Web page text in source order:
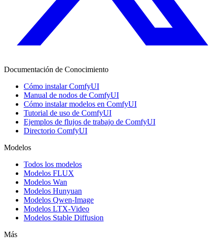
Documentación de Conocimiento
Cómo instalar ComfyUI
Manual de nodos de ComfyUI
Cómo instalar modelos en ComfyUI
Tutorial de uso de ComfyUI
Ejemplos de flujos de trabajo de ComfyUI
Directorio ComfyUI
Modelos
Todos los modelos
Modelos FLUX
Modelos Wan
Modelos Hunyuan
Modelos Qwen-Image
Modelos LTX-Video
Modelos Stable Diffusion
Más